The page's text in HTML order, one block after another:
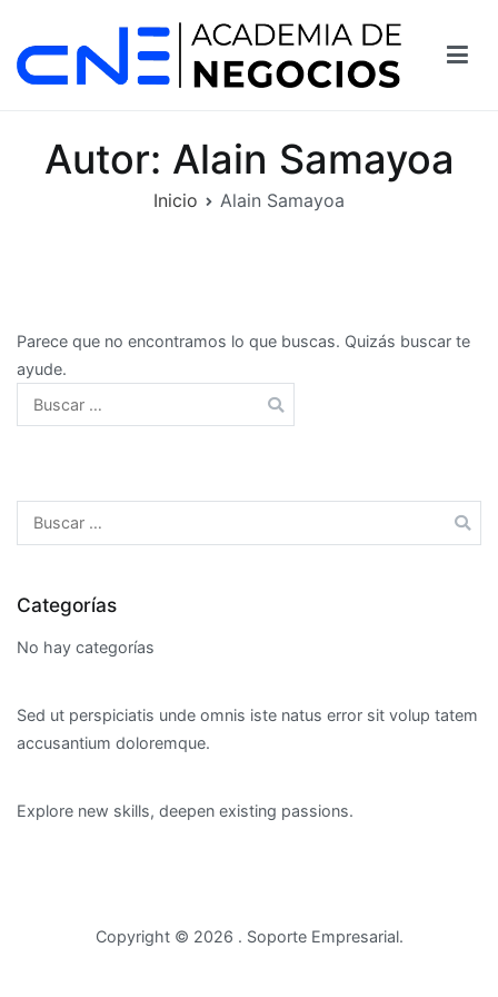
contenido
Autor: Alain Samayoa
Inicio Alain Samayoa
Parece que no encontramos lo que buscas. Quizás buscar te
ayude.
Buscar:
Buscar:
Categorías
No hay categorías
Sed ut perspiciatis unde omnis iste natus error sit volup tatem
accusantium doloremque.
Explore new skills, deepen existing passions.
Copyright © 2026 . Soporte Empresarial.